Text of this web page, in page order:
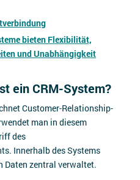
bieten Flexibilität,
und Unabhängigkeit
ein CRM-System?
Customer-Relationship-
man in diesem
des
Innerhalb des Systems
Daten zentral verwaltet.